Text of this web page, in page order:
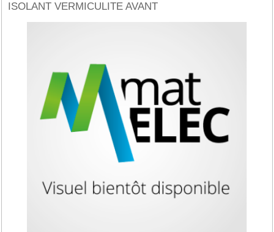
ISOLANT VERMICULITE AVANT